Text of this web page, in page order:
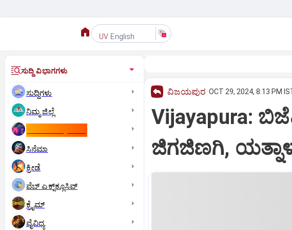
UV English
ಸುದ್ದಿ ವಿಭಾಗಗಳು
ಸುದ್ದಿಗಳು
ನಿಮ್ಮ ಜಿಲ್ಲೆ
ಸಿನೆಮಾ
ಕ್ರೀಡೆ
ವೆಬ್ ಎಕ್ಸ್‌ಕ್ಲೂಸಿವ್
ಕ್ರೈಮ್
ವೈವಿಧ್ಯ
ವಿಜಯಪುರ OCT 29, 2024, 8:13 PM
Vijayapura:
ಜಿಗಜಿಣಗಿ,